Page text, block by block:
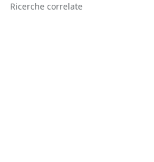
Ricerche correlate